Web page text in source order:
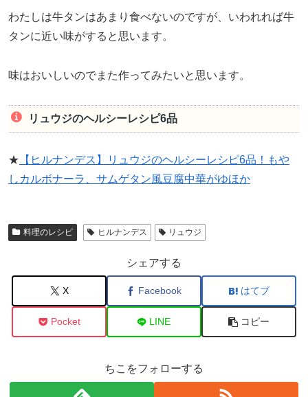
わたしは牛タンはあまり食べないのですが、いわれれば牛
タンに近い味がすると思います。
味はおいしいのでまた作ってみたいと思います。
リュウジのヘルシーレシピ6品
★ 【ヒルナンデス】リュウジのヘルシーレシピ6品！もや
しカルボナーラ、サムゲタン風豆腐中華がゆほか
料理のレシピ ヒルナンデス リュウジ
シェアする
X Facebook はてブ
Pocket LINE コピー
ちこをフォローする